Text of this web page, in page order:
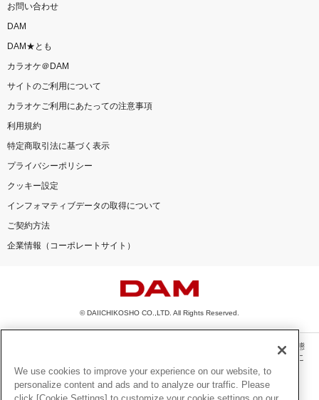
お問い合わせ
DAM
DAM★とも
カラオケ＠DAM
サイトのご利用について
カラオケご利用にあたっての注意事項
利用規約
特定商取引法に基づく表示
プライバシーポリシー
クッキー設定
インフォマティブデータの取得について
ご契約方法
企業情報（コーポレートサイト）
© DAIICHIKOSHO CO.,LTD. All Rights Reserved.
このサイトに掲載されている一切の文章・画像・写真・動画・音声等を、手段や形態
を問わず、著作権法の定める範囲を超えて無断で複製、転載、ファイル化などするこ
とを禁じます。
楽曲及びコンテンツは、機種によりご利用いただけない場合があります。
We use cookies to improve your experience on our website, to
personalize content and ads and to analyze our traffic. Please